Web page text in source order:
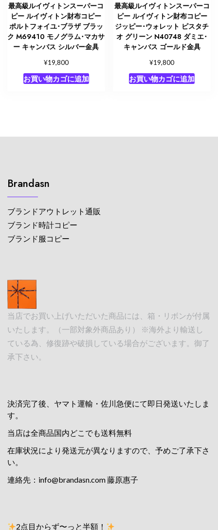
最高級ルイヴィトンスーパーコ
ピー ルイヴィトン財布コピー
ポルトフォイユ･ブラザ ブラッ
ク M69410 モノグラム･マカサ
ー キャンバス シルバー金具
¥19,800
お買い物カゴに追加
最高級ルイヴィトンスーパーコ
ピー ルイヴィトン財布コピー
ジッピー･ウォレット ピスタチ
オ グリーン N40748 ダミエ･
キャンバス ゴールド金具
¥19,800
お買い物カゴに追加
Brandasn
ブランドアウトレット通販
ブランド時計コピー
ブランド服コピー
当店でお買い上げいただいた商品には、箱・リボンが付属
いたします。（一部対象外商品あり） ※海外より輸送し
ている為、修復跡や破損している場合がございます。御了
承下さい。
決済完了後、ヤマト運輸・佐川急便にて即日発送いたしま
す。
当店は全商品国内どこでも送料無料
在庫状況により発送元が異なりますので、予めご了承下さ
い。
連絡先： info@brandasn.com藤原惠子
2点目からず〜っと半額！